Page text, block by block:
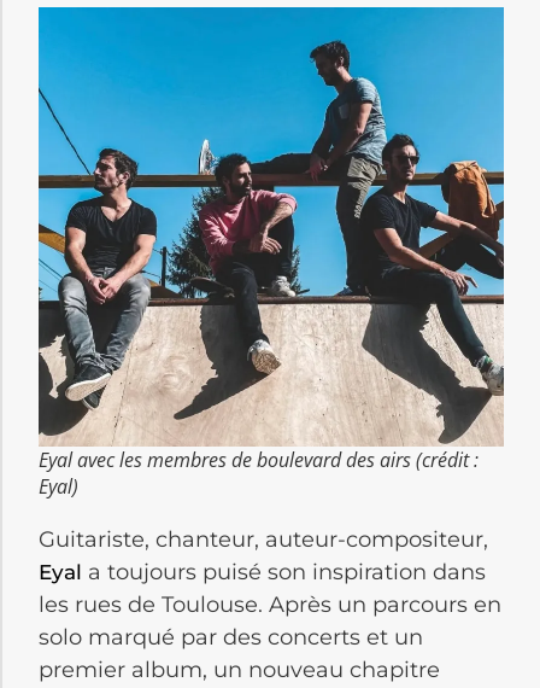
Eyal avec les membres de boulevard des airs (crédit :
Eyal)
Guitariste, chanteur, auteur-compositeur,
Eyal a toujours puisé son inspiration dans
les rues de Toulouse. Après un parcours en
solo marqué par des concerts et un
premier album, un nouveau chapitre